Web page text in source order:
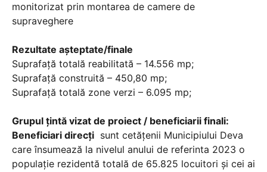
monitorizat prin montarea de camere de
supraveghere
Rezultate aşteptate/finale
Suprafață totală reabilitată – 14.556 mp;
Suprafață construită – 450,80 mp;
Suprafață totală zone verzi – 6.095 mp;
Grupul țintă vizat de proiect / beneficiarii finali:
Beneficiari direcți sunt cetățenii Municipiului Deva
care însumează la nivelul anului de referinta 2023 o
populație rezidentă totală de 65.825 locuitori și cei ai